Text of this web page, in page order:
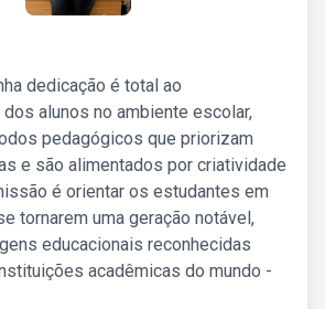
dedicação é total ao
alunos no ambiente escolar,
pedagógicos que priorizam
e são alimentados por criatividade
é orientar os estudantes em
tornarem uma geração notável,
educacionais reconhecidas
acadêmicas do mundo -